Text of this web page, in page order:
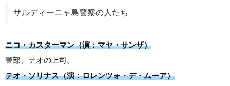
サルディーニャ島警察の人たち
ニコ・カスターマン（演：マヤ・サンザ）
警部、テオの上司。
テオ・ソリナス（演：ロレンツォ・デ・ムーア）